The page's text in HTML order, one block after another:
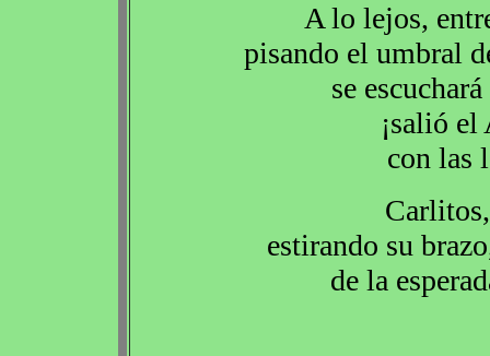
A lo lejos,
pisando el umbral
se
¡salió
con las
estirando su
de la